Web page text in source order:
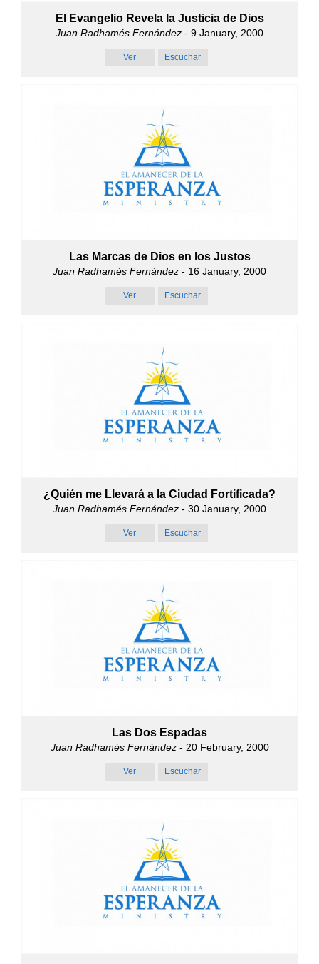
El Evangelio Revela la Justicia de Dios
Juan Radhamés Fernández - 9 January, 2000
Ver Escuchar
Las Marcas de Dios en los Justos
Juan Radhamés Fernández - 16 January, 2000
Ver Escuchar
¿Quién me Llevará a la Ciudad Fortificada?
Juan Radhamés Fernández - 30 January, 2000
Ver Escuchar
Las Dos Espadas
Juan Radhamés Fernández- 20 February, 2000
Ver Escuchar